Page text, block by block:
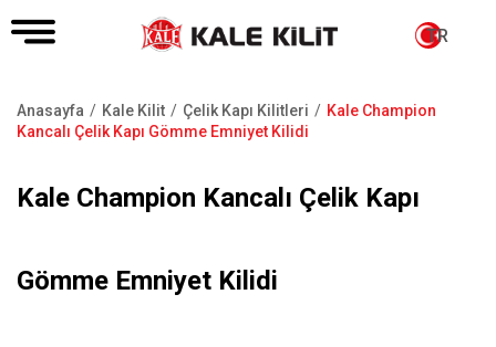
TR
Sayfa
Anasayfa Kale Kilit Çelik Kapı Kilitleri
Kale Champion
Kancalı Çelik Kapı Gömme Emniyet Kilidi
Kale Champion Kancalı Çelik Kapı
Gömme Emniyet Kilidi